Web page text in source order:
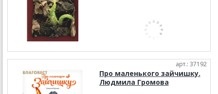
арт.: 37192
Про маленького зайчишку.
Людмила Громова